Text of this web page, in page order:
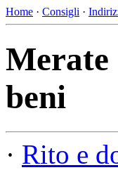
Home · Consigli ·
Merate
beni
· Rito e